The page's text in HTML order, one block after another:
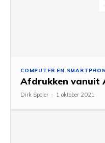
COMPUTER EN
Afdrukken vanuit
Dirk Spoler - 1 oktober 2021